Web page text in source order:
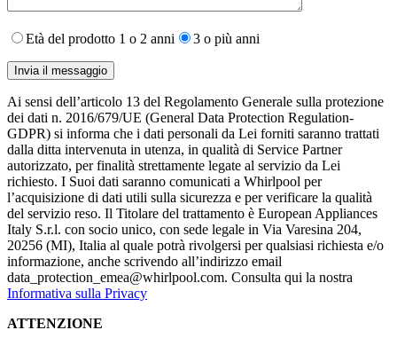
Età del prodotto 1 o 2 anni 3 o più anni
Ai sensi dell’articolo 13 del Regolamento Generale sulla protezione
dei dati n. 2016/679/UE (General Data Protection Regulation-
GDPR) si informa che i dati personali da Lei forniti saranno​ trattati
dalla ditta intervenuta in utenza,​ in qualità di Service Partner
autorizzato, per finalità strettamente legate al servizio da Lei
richiesto. I S​uoi dati saranno comunicati a Whirlpool per
l’acquisizione di dati utili sulla sicurezza e per verificare la qualità
del servizio reso. Il Titolare del trattamento è European Appliances
Italy S.r.l. con socio unico, con sede legale in Via Varesina 204,
20256 (MI), Italia al quale potrà rivolgersi per qualsiasi richiesta e/o
informazione, anche scrivendo all’indirizzo email
data_protection_emea@whirlpool.com. Consulta qui la nostra
Informativa sulla Privacy
ATTENZIONE